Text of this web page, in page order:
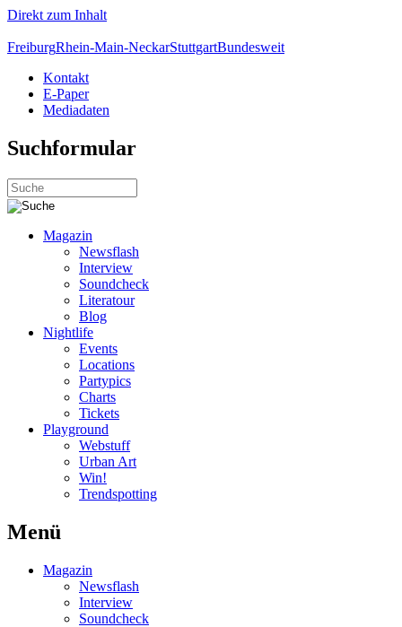
Direkt zum Inhalt
FreiburgRhein-Main-NeckarStuttgartBundesweit
Kontakt
E-Paper
Mediadaten
Suchformular
Magazin
Newsflash
Interview
Soundcheck
Literatour
Blog
Nightlife
Events
Locations
Partypics
Charts
Tickets
Playground
Webstuff
Urban Art
Win!
Trendspotting
Menü
Magazin
Newsflash
Interview
Soundcheck